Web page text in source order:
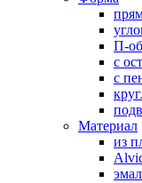
П-
с
с
Материал
из